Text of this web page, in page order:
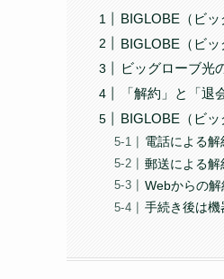
BIGLOBE（ビ
BIGLOBE（ビ
ビッグローブ光
「解約」と「退
BIGLOBE（ビ
電話による解
郵送による解
Webからの解
手続き後は機